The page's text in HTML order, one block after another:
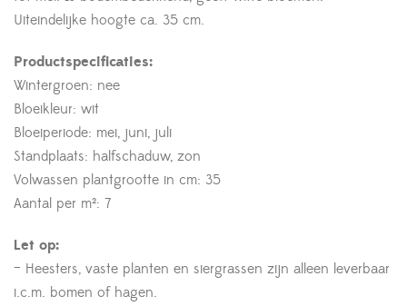
Uiteindelijke hoogte ca. 35 cm.
Productspecificaties:
Wintergroen: nee
Bloeikleur: wit
Bloeiperiode: mei, juni, juli
Standplaats: halfschaduw, zon
Volwassen plantgrootte in cm: 35
Aantal per m²: 7
Let op:
– Heesters, vaste planten en siergrassen zijn alleen leverbaar
i.c.m. bomen of hagen.